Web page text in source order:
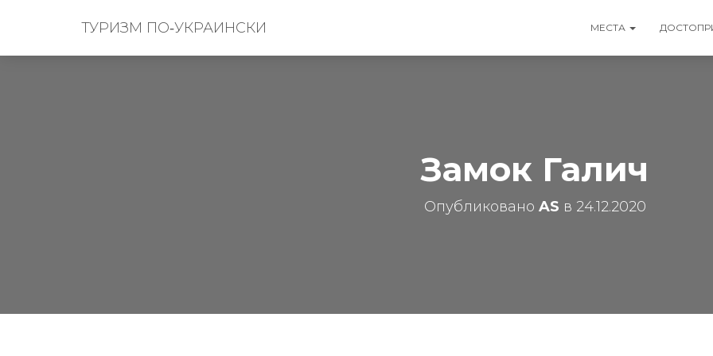
ТУРИЗМ ПО‑УКРАИНСКИ МЕСТА
Замок Галич
Опубликовано AS в 24.12.2020